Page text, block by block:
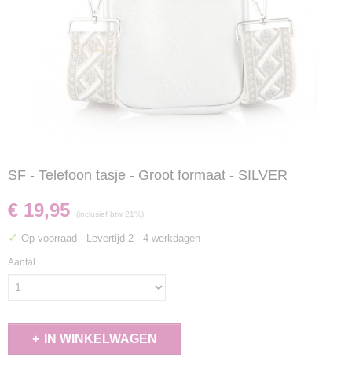
SF - Telefoon tasje - Groot formaat - SILVER
€ 19,95 (inclusief btw 21%)
✓ Op voorraad - Levertijd 2 - 4 werkdagen
Aantal
IN WINKELWAGEN